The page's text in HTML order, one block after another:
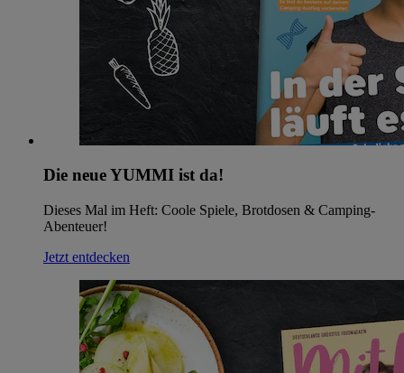
Die neue YUMMI ist da!
Dieses Mal im Heft: Coole Spiele, Brotdosen & Camping-
Abenteuer!
Jetzt entdecken